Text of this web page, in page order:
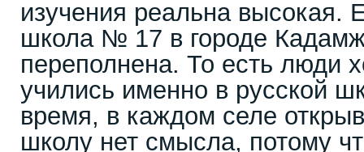
изучения реальна высокая.
школа № 17 в городе
переполнена. То есть люди
учились именно в русской
время, в каждом селе
школу нет смысла, потому